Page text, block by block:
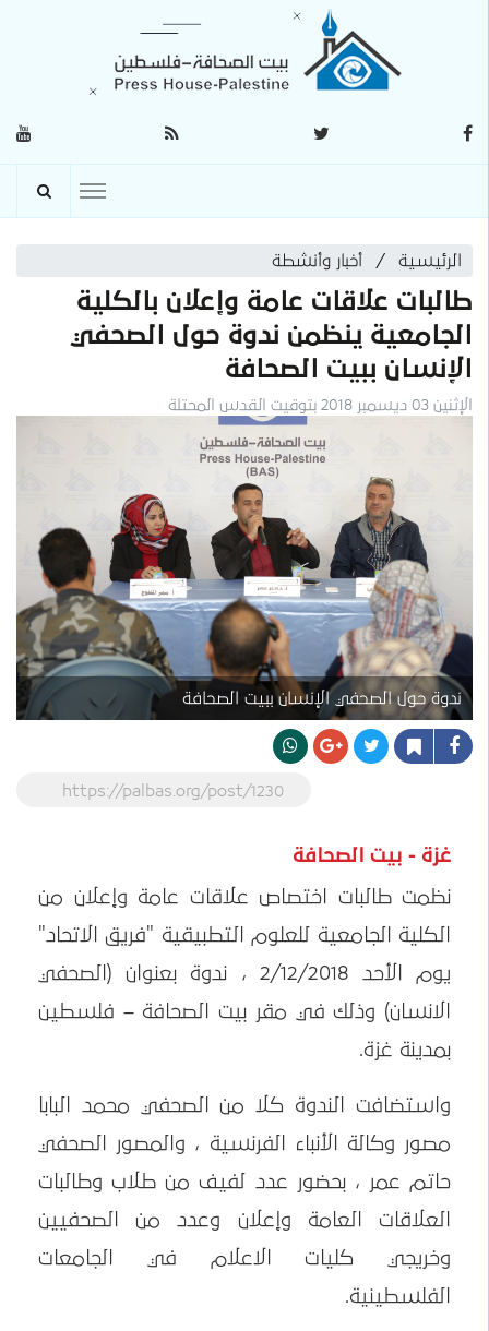
الرئيسية أخبار وأنشطة
طالبات علاقات عامة وإعلان بالكلية
الجامعية ينظمن ندوة حول الصحفي
الإنسان ببيت الصحافة
الإثنين 03 ديسمبر 2018 بتوقيت القدس المحتلة
ندوة حول الصحفي الإنسان ببيت الصحافة
https://palbas.org/post/1230
غزة - بيت الصحافة
نظمت طالبات اختصاص علاقات عامة وإعلان من
الكلية الجامعية للعلوم التطبيقية "فريق الاتحاد"
يوم الأحد 2/12/2018 ، ندوة بعنوان (الصحفي
الانسان) وذلك في مقر بيت الصحافة – فلسطين
بمدينة غزة.
واستضافت الندوة كلا من الصحفي محمد البابا
مصور وكالة الأنباء الفرنسية ، والمصور الصحفي
حاتم عمر ، بحضور عدد لفيف من طلاب وطالبات
العلاقات العامة وإعلان وعدد من الصحفيين
وخريجي كليات الاعلام في الجامعات
الفلسطينية.